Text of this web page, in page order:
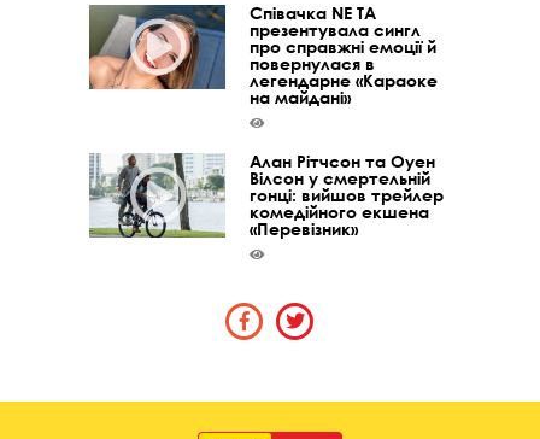
Співачка NE TA
презентувала сингл
про справжні емоції й
повернулася в
легендарне «Караоке
на майдані»
Алан Рітчсон та Оуен
Вілсон у смертельній
гонці: вийшов трейлер
комедійного екшена
«Перевізник»